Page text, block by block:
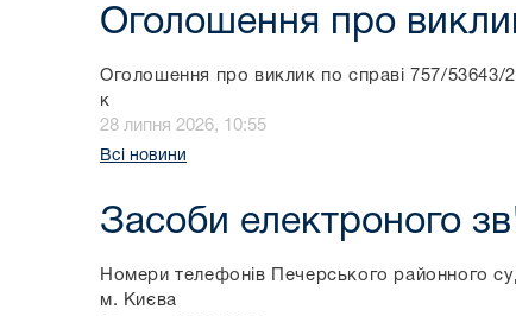
Оголошення про
Оголошення про виклик по справі 757/53643/
к
28 липня 2026, 10:55
Всі новини
Засоби електроного
Номери телефонів Печерського районного
м. Києва